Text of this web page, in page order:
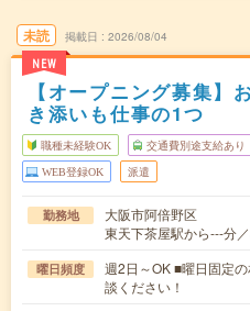
未読
NEW
掲載日 2026/08/04
【オープニング募集】
き添いも仕事の1つ
職種未経験OK 交通費別途支給あり
WEB登録OK 派遣
勤務地
大阪市阿倍野区
東天下茶屋駅から---分
曜日頻度
週2日～OK ■曜日固定
談ください！